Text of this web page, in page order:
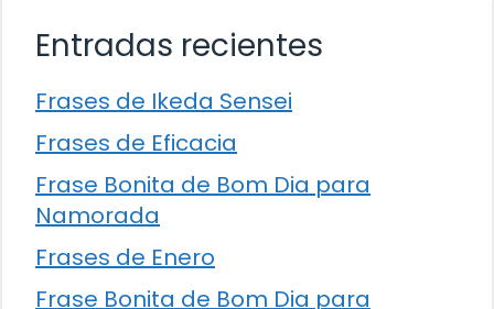
Entradas recientes
Frases de Ikeda Sensei
Frases de Eficacia
Frase Bonita de Bom Dia para
Namorada
Frases de Enero
Frase Bonita de Bom Dia para